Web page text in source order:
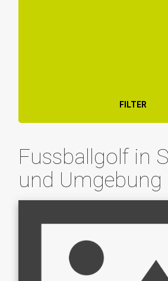
FILTER
Fussballgolf in
und Umgebung